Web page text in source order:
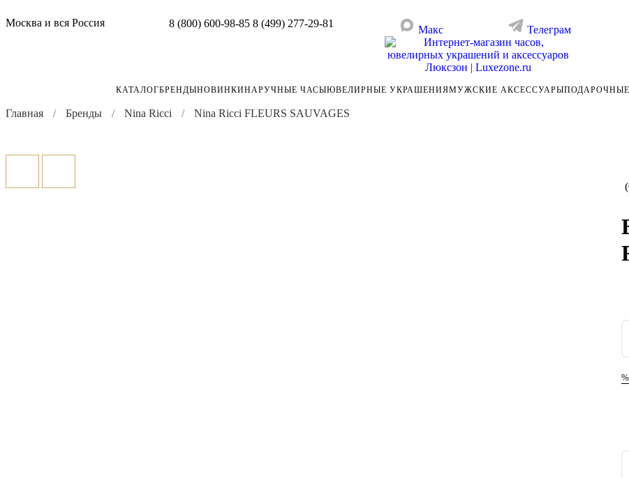
Москва и вся Россия 8 (800) 600-98-85 8 (499) 277-29-81
Макс Телеграм
КАТАЛОГБРЕНДЫНОВИНКИНАРУЧНЫЕ ЧАСЫЮВЕЛИРНЫЕ УКРАШЕНИЯМУЖСКИЕ АКСЕССУАРЫ
Главная Бренды Nina Ricci
Nina Ricci FLEURS SAUVAGES